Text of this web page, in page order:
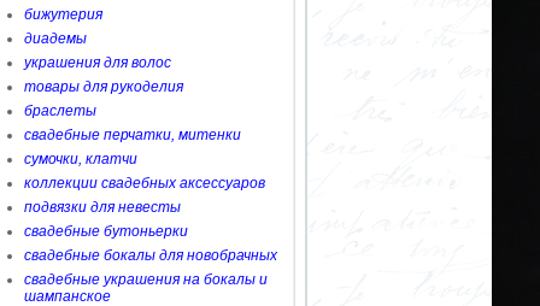
бижутерия
диадемы
украшения для волос
товары для рукоделия
браслеты
свадебные перчатки, митенки
сумочки, клатчи
коллекции свадебных аксессуаров
подвязки для невесты
свадебные бутоньерки
свадебные бокалы для новобрачных
свадебные украшения на бокалы и
шампанское